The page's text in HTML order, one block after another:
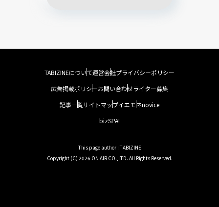
TABIZINEについて運営会社プライバシーポリシー
広告掲載ポリシーお問い合わせライター募集
記事一覧サイトマップイエモネnovice
bizSPA!
This page author : TABIZINE
Copyright (C) 2026 ON AIR CO.,LTD. All Rights Reserved.